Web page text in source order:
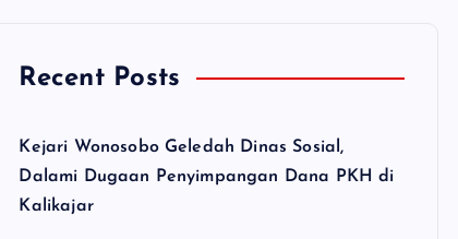
Recent Posts
Kejari Wonosobo Geledah Dinas Sosial,
Dalami Dugaan Penyimpangan Dana PKH di
Kalikajar